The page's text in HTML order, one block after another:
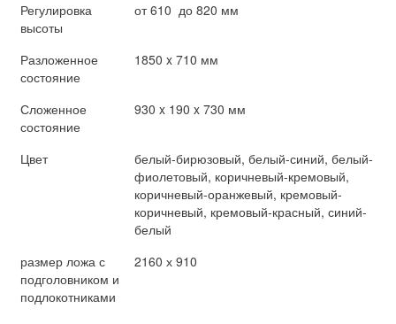
Регулировка
высоты
от 610 до 820 мм
Разложенное
состояние
1850 x 710 мм
Сложенное
состояние
930 x 190 x 730 мм
Цвет
белый-бирюзовый, белый-синий, белый-
фиолетовый, коричневый-кремовый,
коричневый-оранжевый, кремовый-
коричневый, кремовый-красный, синий-
белый
размер ложа с
подголовником и
подлокотниками
2160 х 910